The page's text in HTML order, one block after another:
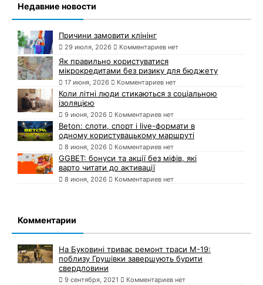
Недавние новости
Причини замовити клінінг
29 июля, 2026 Комментариев нет
Як правильно користуватися
мікрокредитами без ризику для бюджету
17 июня, 2026 Комментариев нет
Коли літні люди стикаються з соціальною
ізоляцією
9 июня, 2026 Комментариев нет
Beton: слоти, спорт і live-формати в
одному користувацькому маршруті
8 июня, 2026 Комментариев нет
GGBET: бонуси та акції без міфів, які
варто читати до активації
8 июня, 2026 Комментариев нет
Комментарии
На Буковині триває ремонт траси М-19:
поблизу Грушівки завершують бурити
свердловини
9 сентября, 2021 Комментариев нет